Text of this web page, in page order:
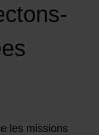
les missions